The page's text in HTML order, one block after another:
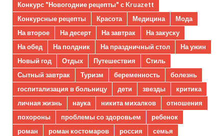
Конкурс "Новогодние рецепты" с Kruazett
Конкурсные рецепты
Красота Медицина
Мода
На второе
На десерт На завтрак
На закуску
На обед
На полдник На праздничный стол
На ужин
Новый год
Отдых Путешествия
Стиль
Сытный завтрак
Туризм беременность
болезнь
госпитализация в больницу
дети звезды
критика
личная жизнь
наука никита михалков
отношения
похороны
проблемы со здоровьем
ребенок
роман
роман костомаров россия
семья